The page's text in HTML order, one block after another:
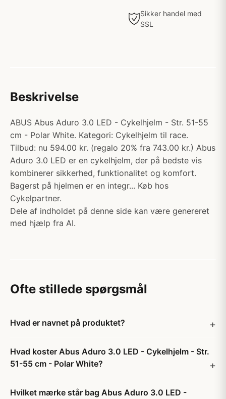
Sikker handel med
SSL
Beskrivelse
ABUS Abus Aduro 3.0 LED - Cykelhjelm - Str. 51-55
cm - Polar White. Kategori: Cykelhjelm til race.
Tilbud: nu 594.00 kr. (regalo 20% fra 743.00 kr.) Abus
Aduro 3.0 LED er en cykelhjelm, der på bedste vis
kombinerer sikkerhed, funktionalitet og komfort.
Bagerst på hjelmen er en integr... Køb hos
Cykelpartner.
Dele af indholdet på denne side kan være genereret
med hjælp fra AI.
Ofte stillede spørgsmål
Hvad er navnet på produktet?
Hvad koster Abus Aduro 3.0 LED - Cykelhjelm - Str.
51-55 cm - Polar White?
Hvilket mærke står bag Abus Aduro 3.0 LED -